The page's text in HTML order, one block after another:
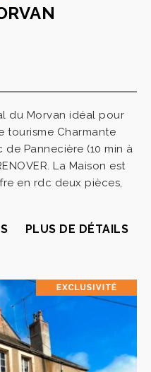
du Morvan idéal pour
tourisme Charmante
Pannecière (10 min à
La Maison est
en rdc deux pièces,
PLUS DE DÉTAILS